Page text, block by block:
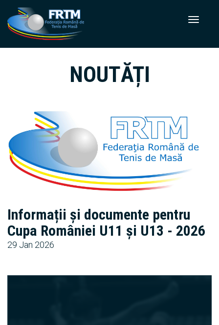
NOUTĂȚI
Informații și documente pentru
Cupa României U11 și U13 - 2026
29 Jan 2026